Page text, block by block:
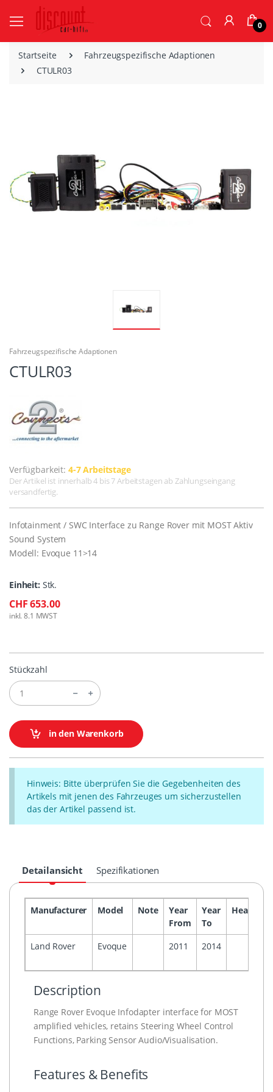
0
Startseite
Fahrzeugspezifische Adaptionen
CTULR03
Fahrzeugspezifische Adaptionen
CTULR03
Verfügbarkeit: 4-7 Arbeitstage
Der Artikel ist innerhalb 4 bis 7 Arbeitstagen ab Zahlungseingang
versandfertig.
Infotainment / SWC Interface zu Range Rover mit MOST Aktiv
Sound System
Modell: Evoque 11>14
Einheit: Stk.
CHF 653.00
inkl. 8.1 MWST
Stückzahl
in den Warenkorb
Hinweis: Bitte überprüfen Sie die Gegebenheiten des
Artikels mit jenen des Fahrzeuges um sicherzustellen
das der Artikel passend ist.
Detailansicht Spezifikationen
Manufacturer Model Note
Year
From
Year
To
Headunit
Land Rover Evoque 2011 2014
Description
Range Rover Evoque Infodapter interface for MOST
amplified vehicles, retains Steering Wheel Control
Functions, Parking Sensor Audio/Visualisation.
Features & Benefits